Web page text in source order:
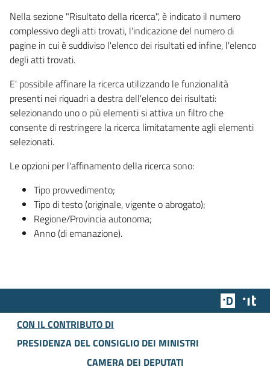
Nella sezione "Risultato della ricerca", è indicato il numero
complessivo degli atti trovati, l'indicazione del numero di
pagine in cui è suddiviso l'elenco dei risultati ed infine, l'elenco
degli atti trovati.
E' possibile affinare la ricerca utilizzando le funzionalità
presenti nei riquadri a destra dell'elenco dei risultati:
selezionando uno o più elementi si attiva un filtro che
consente di restringere la ricerca limitatamente agli elementi
selezionati.
Le opzioni per l'affinamento della ricerca sono:
Tipo provvedimento;
Tipo di testo (originale, vigente o abrogato);
Regione/Provincia autonoma;
Anno (di emanazione).
Team
CON IL CONTRIBUTO DI
PRESIDENZA DEL CONSIGLIO DEI MINISTRI
CAMERA DEI DEPUTATI